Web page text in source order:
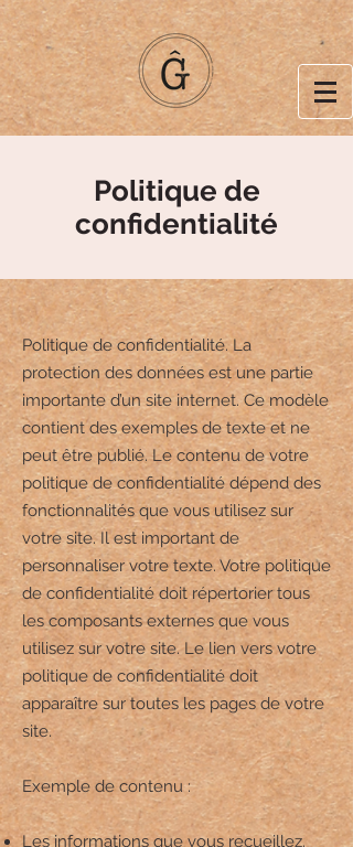
Politique de
confidentialité
Politique de confidentialité. La
protection des données est une partie
importante d’un site internet. Ce modèle
contient des exemples de texte et ne
peut être publié. Le contenu de votre
politique de confidentialité dépend des
fonctionnalités que vous utilisez sur
votre site. Il est important de
personnaliser votre texte. Votre politique
de confidentialité doit répertorier tous
les composants externes que vous
utilisez sur votre site. Le lien vers votre
politique de confidentialité doit
apparaître sur toutes les pages de votre
site.
Exemple de contenu :
Les informations que vous recueillez.